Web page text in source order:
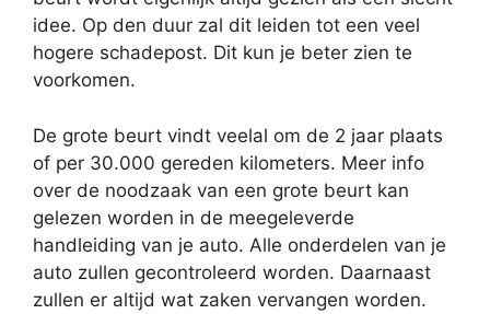
idee. Op den duur zal dit leiden tot een veel
hogere schadepost. Dit kun je beter zien te
voorkomen.
De grote beurt vindt veelal om de 2 jaar plaats
of per 30.000 gereden kilometers. Meer info
over de noodzaak van een grote beurt kan
gelezen worden in de meegeleverde
handleiding van je auto. Alle onderdelen van je
auto zullen gecontroleerd worden. Daarnaast
zullen er altijd wat zaken vervangen worden.